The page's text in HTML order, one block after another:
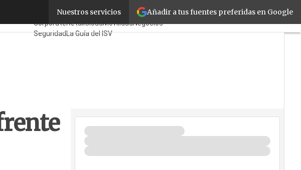
Añadir a tus fuentes preferidas en Google
Nuestros servicios
FabricantesMayoristasTicPymes
CorporateRetailCloudMovilidadNegocios
SeguridadLa Guía del ISV